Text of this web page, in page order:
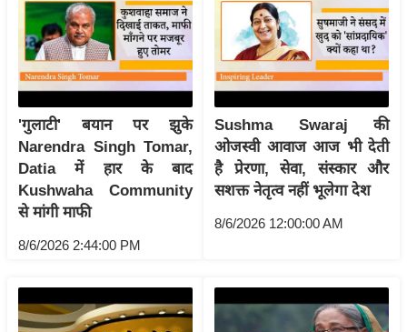
य
प
र
स
मी
क्षा
ध
र्म
ज्यो
ष
प्र
भु
'गुलाटी' बयान पर झुके
Narendra Singh Tomar,
Datia में हार के बाद
Kushwaha Community
से मांगी माफी
8/6/2026 2:44:00 PM
Sushma Swaraj की
ओजस्वी आवाज आज भी देती
है प्रेरणा, सेवा, संस्कार और
सशक्त नेतृत्व नहीं भूलेगा देश
8/6/2026 12:00:00 AM